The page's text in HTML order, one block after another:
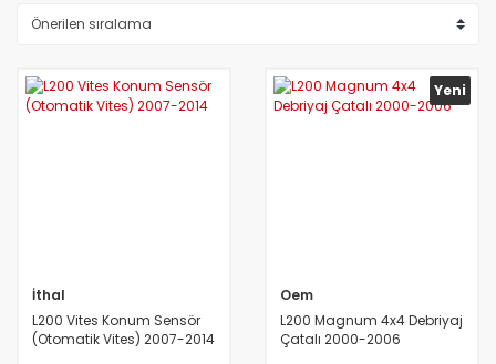
İthal
L200 Vites Konum Sensör
(Otomatik Vites) 2007-2014
Yeni
Oem
L200 Magnum 4x4 Debriyaj
Çatalı 2000-2006